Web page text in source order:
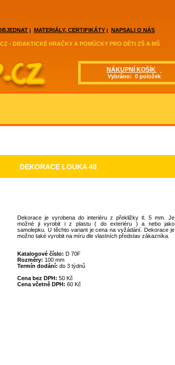
- DIDAKTICKÉ HRAČKY A POMŮCKY PRO DĚTI ZŠ A MŠ
| MATERIÁLY, CERTIFIKÁTY | NAPSALI O NÁS
NÁKUPNÍ KOŠÍK
Vybráno: 0 položek
DEKORACE LOUKA 48
Dekorace je vyrobena do interiéru z překližky tl. 5 mm. Je
možné ji vyrobit i z plastu ( do exteriéru ) a nebo jako
samolepku. U těchto variant je cena na vyžádání. Dekorace je
možno také vyrobit na míru dle vlastních představ zákazníka.
Katalogové číslo: D 70F
Rozměry: 100 mm
Termín dodání: do 3 týdnů
Cena bez DPH: 50 Kč
Cena včetně DPH: 60 Kč